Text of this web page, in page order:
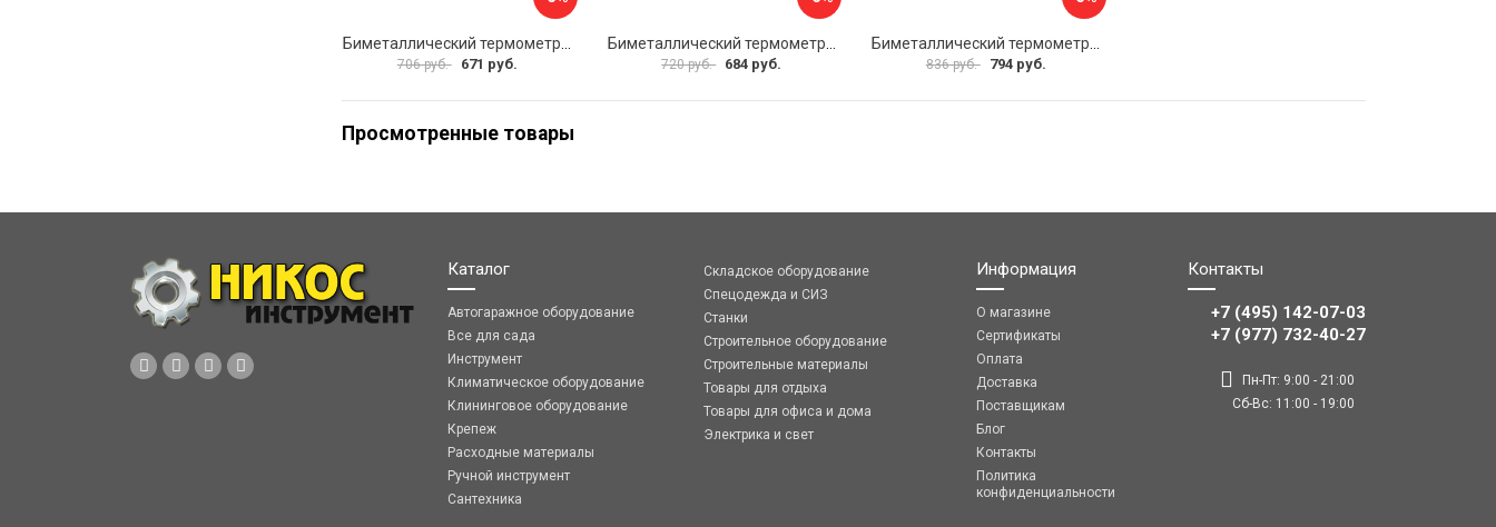
706 руб. 671 руб. 720 руб. 684 руб. 836 руб. 794 руб.
Просмотренные товары
Каталог
Автогаражное оборудование
Все для сада
Инструмент
Климатическое оборудование
Клининговое оборудование
Крепеж
Расходные материалы
Ручной инструмент
Сантехника
Складское оборудование
Спецодежда и СИЗ
Станки
Строительное оборудование
Строительные материалы
Товары для отдыха
Товары для офиса и дома
Электрика и свет
Информация
О магазине
Сертификаты
Оплата
Доставка
Поставщикам
Блог
Контакты
Политика
конфиденциальности
Контакты
+7 (495) 142-07-03
‎‎+7 (977) 732-40-27
Пн-Пт: 9:00 - 21:00
Сб-Вс: 11:00 - 19:00